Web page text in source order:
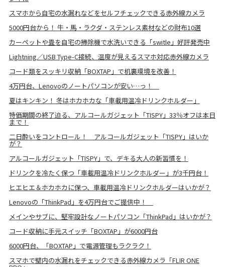
スマホから自宅の水漏れなどをセルフチェックできる赤外線カメラ
5000円台から！ 牛・馬・ラクダ・ステンレス素材などの財布10選
カーペットや畳を自宅の掃除機で水洗いできる「switle」好評発売中
Lightning／USB Type-C接続、温度が見えるスマホ対応赤外線カメラ
コード類をスッキリ収納「BOXTAP」で机裏環境を改善！
4万円台、Lenovoのノートパソコンが安い…っ！
夏はキンキン！ 冬はホカホカな「車載用温冷ドリンクホルダー」
特価期間の終了迫る、アルコールガジェット「TISPY」33％オフは本日
まで！
二日酔いをコントロール！ アルコールガジェット「TISPY」はいか
が？
アルコールガジェット「TISPY」で、デキる大人の新習慣を！
ドリンクを冷たく保つ「車載用温冷ドリンクホルダー」が3千円台！
ヒエヒエ＆ホカホカに保つ、車載用温冷ドリンクホルダーはいかが？
Lenovoの「ThinkPad」を4万円台でご提供中！
メインやサブに、堅牢設計なノートパソコン「ThinkPad」はいかが？
コード収納に手元スイッチ「BOXTAP」が6000円台
6000円台、「BOXTAP」で電源管理もラクラク！
スマホで壁内の水漏れをチェックできる赤外線カメラ「FLIR ONE